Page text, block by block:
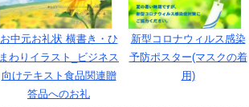
お中元お礼状 横書き・ひ
まわりイラスト_ビジネス
向けテキスト食品関連贈
答品へのお礼
新型コロナウィルス感染
予防ポスター(マスクの着
用)